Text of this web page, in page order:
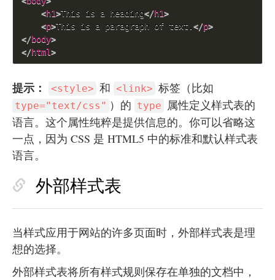
<h1>This is a heading</h1>
<p>This is a paragraph of text.</p>
</body>
</html>
提示： <style> 和 <link> 标签（比如
type="text/css" ）的 type
属性定义样式表的
语言。这个属性纯粹是提供信息的。你可以省略这
一点，因为 CSS 是 HTML5 中的标准和默认样式表
语言。
外部样式表
当样式应用于网站的许多页面时，外部样式表是理
想的选择。
外部样式表将所有样式规则保存在单独的文档中，